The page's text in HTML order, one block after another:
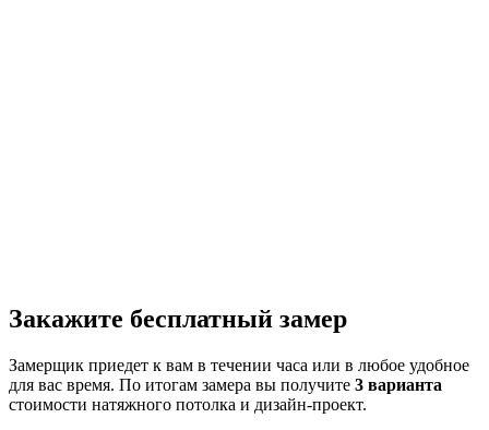
Закажите бесплатный замер
Замерщик приедет к вам в течении часа или в любое удобное
для вас время. По итогам замера вы получите 3 варианта
стоимости натяжного потолка и дизайн-проект.